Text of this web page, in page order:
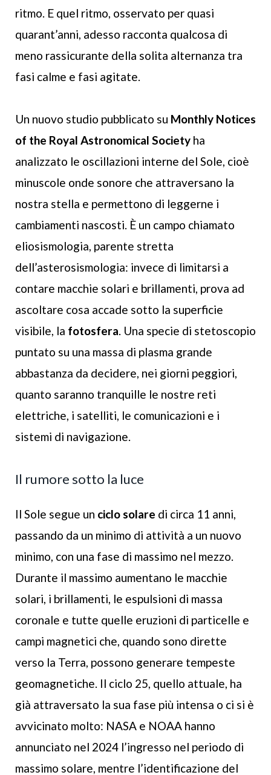
ritmo. E quel ritmo, osservato per quasi
quarant’anni, adesso racconta qualcosa di
meno rassicurante della solita alternanza tra
fasi calme e fasi agitate.
Un nuovo studio pubblicato su Monthly Notices
of the Royal Astronomical Society ha
analizzato le oscillazioni interne del Sole, cioè
minuscole onde sonore che attraversano la
nostra stella e permettono di leggerne i
cambiamenti nascosti. È un campo chiamato
eliosismologia, parente stretta
dell’asterosismologia: invece di limitarsi a
contare macchie solari e brillamenti, prova ad
ascoltare cosa accade sotto la superficie
visibile, la fotosfera. Una specie di stetoscopio
puntato su una massa di plasma grande
abbastanza da decidere, nei giorni peggiori,
quanto saranno tranquille le nostre reti
elettriche, i satelliti, le comunicazioni e i
sistemi di navigazione.
Il rumore sotto la luce
Il Sole segue un ciclo solare di circa 11 anni,
passando da un minimo di attività a un nuovo
minimo, con una fase di massimo nel mezzo.
Durante il massimo aumentano le macchie
solari, i brillamenti, le espulsioni di massa
coronale e tutte quelle eruzioni di particelle e
campi magnetici che, quando sono dirette
verso la Terra, possono generare tempeste
geomagnetiche. Il ciclo 25, quello attuale, ha
già attraversato la sua fase più intensa o ci si è
avvicinato molto: NASA e NOAA hanno
annunciato nel 2024 l’ingresso nel periodo di
massimo solare, mentre l’identificazione del